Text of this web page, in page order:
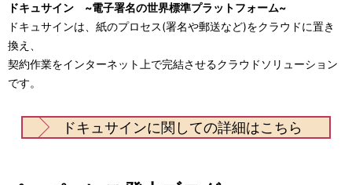
ドキュサイン ~電子署名の世界標準プラットフォーム~
ドキュサインは、紙のプロセス(署名や郵送など)をクラウドに置き
換え、
契約作業をインターネット上で完結させるクラウドソリューション
です。
ドキュサインに関しての詳細はこちら